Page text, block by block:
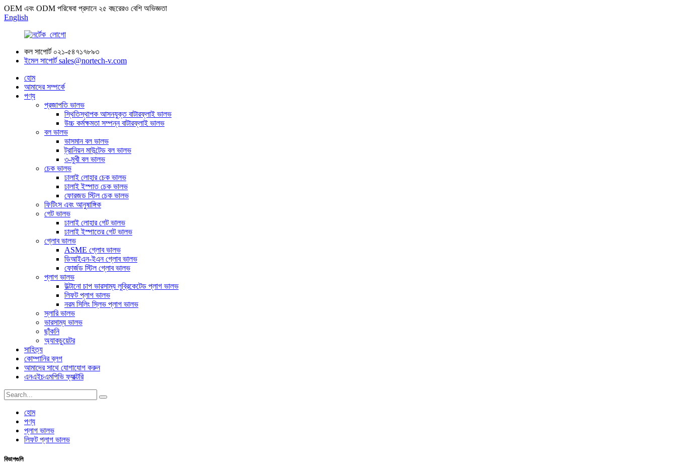
OEM এবং ODM পরিষেবা প্রদানে ২৫ বছরেরও বেশি অভিজ্ঞতা
English
কল সাপোর্ট ০২১-৫৪৭১৭৮৯৩
ইমেল সাপোর্ট sales@nortech-v.com
হোম
আমাদের সম্পর্কে
পণ্য
প্রজাপতি ভালভ
স্থিতিস্থাপক আসনযুক্ত বাটারফ্লাই ভালভ
উচ্চ কর্মক্ষমতা সম্পন্ন বাটারফ্লাই ভালভ
বল ভালভ
ভাসমান বল ভালভ
ট্রানিয়ন মাউন্টেড বল ভালভ
৩-মুখী বল ভালভ
চেক ভালভ
ঢালাই লোহার চেক ভালভ
ঢালাই ইস্পাত চেক ভালভ
ফোরজড স্টিল চেক ভালভ
ফিটিংস এবং আনুষাঙ্গিক
গেট ভালভ
ঢালাই লোহার গেট ভালভ
ঢালাই ইস্পাতের গেট ভালভ
গ্লোব ভালভ
ASME গ্লোব ভালভ
ডিআইএন-ইএন গ্লোব ভালভ
ফোর্জড স্টিল গ্লোব ভালভ
প্লাগ ভালভ
উল্টানো চাপ ভারসাম্য লুব্রিকেটেড প্লাগ ভালভ
লিফট প্লাগ ভালভ
নরম সিলিং স্লিভ প্লাগ ভালভ
স্লারি ভালভ
ভারসাম্য ভালভ
ছাঁকনি
অ্যাকচুয়েটর
সাহিত্য
কোম্পানির ব্লগ
আমাদের সাথে যোগাযোগ করুন
এনএইচএমপিভি ফ্যাক্টরি
হোম
পণ্য
প্লাগ ভালভ
লিফট প্লাগ ভালভ
বিভাগগুলি